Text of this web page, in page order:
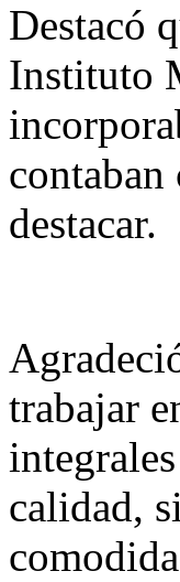
Destacó
Instituto
contaban
destacar.
trabajar
calidad,